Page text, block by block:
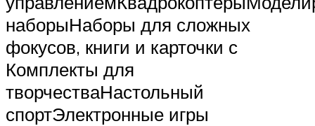
наборыНаборы для сложных
фокусов, книги и карточки с
Комплекты для
творчестваНастольный
спортЭлектронные игры